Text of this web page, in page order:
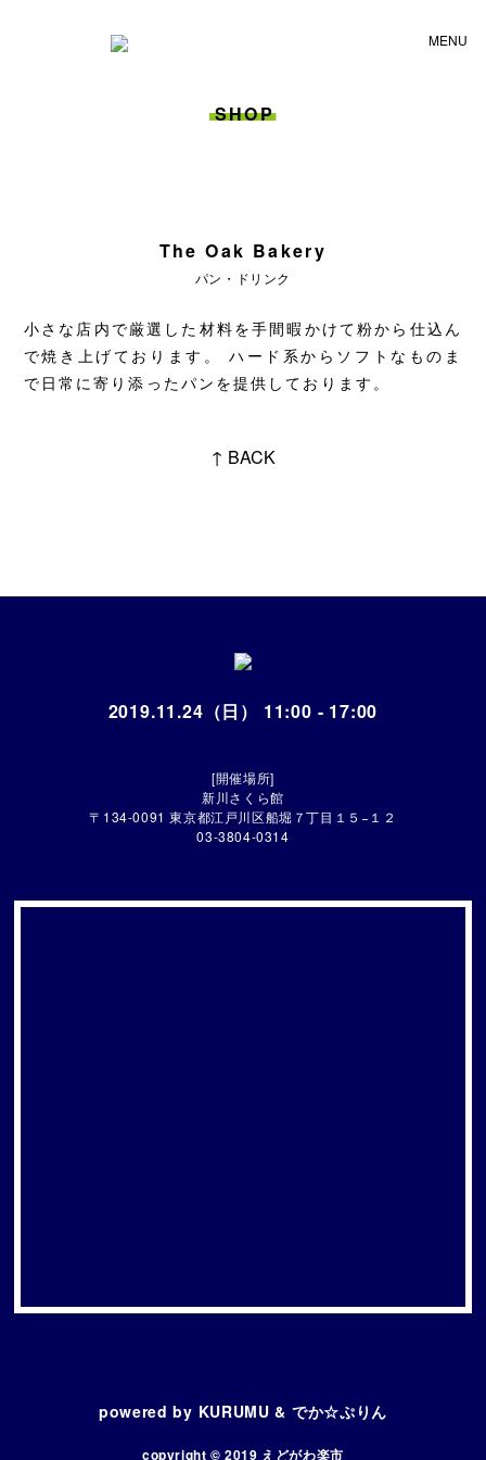
SHOP
The Oak Bakery
パン・ドリンク
小さな店内で厳選した材料を手間暇かけて粉から仕込ん
で焼き上げております。 ハード系からソフトなものま
で日常に寄り添ったパンを提供しております。
↑ BACK
2019.11.24（日） 11:00 - 17:00
[開催場所]
新川さくら館
〒134-0091 東京都江戸川区船堀７丁目１５−１２
03-3804-0314
powered by KURUMU & でか☆ぷりん
copyright © 2019 えどがわ楽市